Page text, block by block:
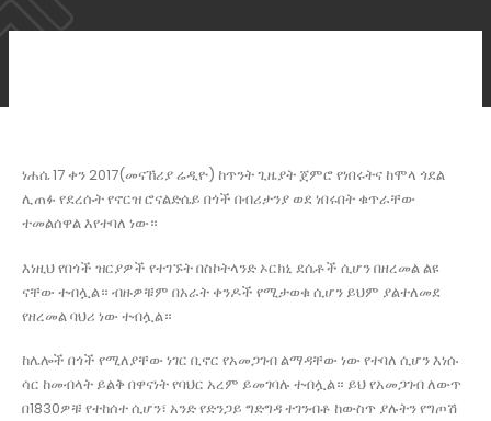
ነሐሴ 17 ቀን 2017(መናኸሪያ ሬዲዮ) ከጥንት ጊዜያት ጀምሮ የነበሩትና ከሞላ ጎደል
ሊጠፉ የደረሱት የኖርዝ ሮናልድሴይ በጎች በብሪታንያ ወደ ነበሩበት ቁጥራቸው
ተመልሰዋል እየተባለ ነው።
እነዚህ የበጎች ዝርያዎች የተገኙት በስኮትላንድ ኦርክኒ ደሴቶች ሲሆን በዘረመል ልዩ
ናቸው ተብሏል። ብዙዎቹም በአራት ቀንዶች የሚታወቁ ሲሆን ይህም ያልተለመደ
የዘረመል ባህሪ ነው ተብሏል።
ከሌሎች በጎች የሚለያቸው ነገር ቢኖር የአመጋገብ ልማዳቸው ነው የተባለ ሲሆን እነሱ
ሳር ከመብላት ይልቅ በዋናነት የባህር አረም ይመገባሉ ተብሏል። ይህ የአመጋገብ ለውጥ
በ1830ዎቹ የተከሰተ ሲሆን፣ አንድ የድንጋይ ግድግዳ ተገንብቶ ከውስጥ ያሉትን የግጦሽ